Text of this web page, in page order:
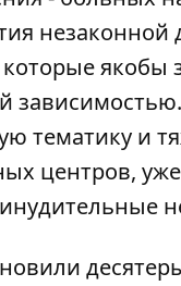
незаконной
тематику и
центров,